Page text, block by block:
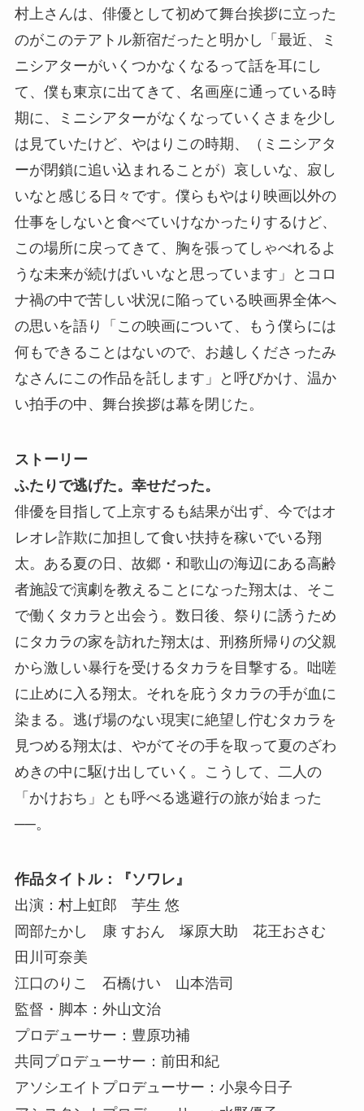
村上さんは、俳優として初めて舞台挨拶に立った
のがこのテアトル新宿だったと明かし「最近、ミ
ニシアターがいくつかなくなるって話を耳にし
て、僕も東京に出てきて、名画座に通っている時
期に、ミニシアターがなくなっていくさまを少し
は見ていたけど、やはりこの時期、（ミニシアタ
ーが閉鎖に追い込まれることが）哀しいな、寂し
いなと感じる日々です。僕らもやはり映画以外の
仕事をしないと食べていけなかったりするけど、
この場所に戻ってきて、胸を張ってしゃべれるよ
うな未来が続けばいいなと思っています」とコロ
ナ禍の中で苦しい状況に陥っている映画界全体へ
の思いを語り「この映画について、もう僕らには
何もできることはないので、お越しくださったみ
なさんにこの作品を託します」と呼びかけ、温か
い拍手の中、舞台挨拶は幕を閉じた。
ストーリー
ふたりで逃げた。幸せだった。
俳優を目指して上京するも結果が出ず、今ではオ
レオレ詐欺に加担して食い扶持を稼いでいる翔
太。ある夏の日、故郷・和歌山の海辺にある高齢
者施設で演劇を教えることになった翔太は、そこ
で働くタカラと出会う。数日後、祭りに誘うため
にタカラの家を訪れた翔太は、刑務所帰りの父親
から激しい暴行を受けるタカラを目撃する。咄嗟
に止めに入る翔太。それを庇うタカラの手が血に
染まる。逃げ場のない現実に絶望し佇むタカラを
見つめる翔太は、やがてその手を取って夏のざわ
めきの中に駆け出していく。こうして、二人の
「かけおち」とも呼べる逃避行の旅が始まった
──。
作品タイトル：『ソワレ』
出演：村上虹郎 芋生 悠
岡部たかし 康 すおん 塚原大助 花王おさむ
田川可奈美
江口のりこ 石橋けい 山本浩司
監督・脚本：外山文治
プロデューサー：豊原功補
共同プロデューサー：前田和紀
アソシエイトプロデューサー：小泉今日子